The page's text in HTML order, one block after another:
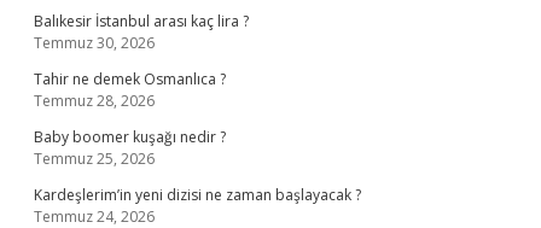
Balıkesir İstanbul arası kaç lira ?
Temmuz 30, 2026
Tahir ne demek Osmanlıca ?
Temmuz 28, 2026
Baby boomer kuşağı nedir ?
Temmuz 25, 2026
Kardeşlerim’in yeni dizisi ne zaman başlayacak ?
Temmuz 24, 2026